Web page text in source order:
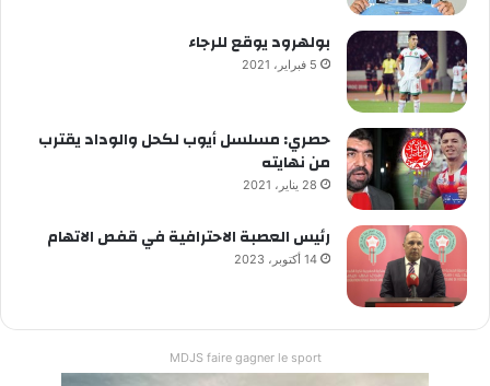
بولهرود يوقع للرجاء
5 فبراير، 2021
حصري: مسلسل أيوب لكحل والوداد يقترب
من نهايته
28 يناير، 2021
رئيس العصبة الاحترافية في قفص الاتهام
14 أكتوبر، 2023
MDJS faire gagner le sport